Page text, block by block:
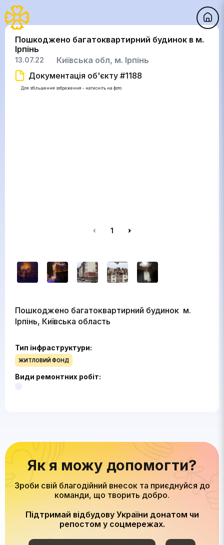
Для збільшення зображення - натисніть на фото
1
Пошкоджено багатоквартирний будинок в м.
Ірпінь
13.07.22
Київська обл, м. Ірпінь
Документація об'єкту #1188
Тип інфраструктури:
ЖИТЛОВИЙ ФОНД
Види ремонтних робіт:
Пошкоджено багатоквартирний будинок м.
Ірпінь, Київська область
Як я можу допомогти?
Зроби свій благодійний внесок та приєднуйся до
команди, що творить добро.
Підтримай відбудову України донатом чи
репостом у соцмережах.